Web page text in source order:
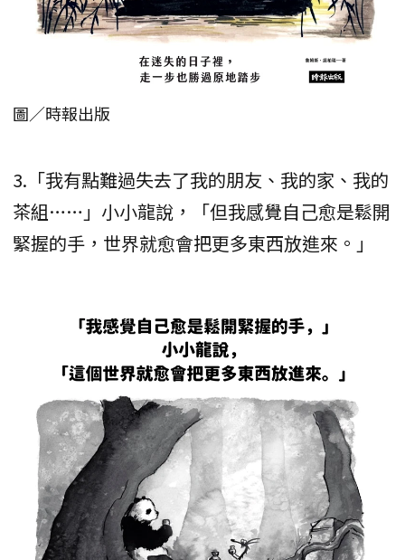
圖／時報出版
3.「我有點難過失去了我的朋友、我的家、我的
茶組……」小小龍說，「但我感覺自己愈是鬆開
緊握的手，世界就愈會把更多東西放進來。」